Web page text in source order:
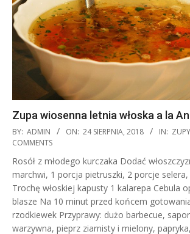
Zupa wiosenna letnia włoska a la
2018-
08-
24
BY: ADMIN ON: 24 SIERPNIA, 2018 IN: ZUPY
COMMENTS
Rosół z młodego kurczaka Dodać
marchwi, 1 porcja pietruszki, 2 porcje
Trochę włoskiej kapusty 1 kalarepa Cebula
blasze Na 10 minut przed końcem
rzodkiewek Przyprawy: dużo barbecue,
warzywna, pieprz ziarnisty i mielony,